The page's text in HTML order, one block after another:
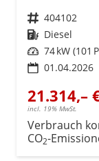
Fahrzeugnr. 404102
Kraftstoff Diesel
Leistung 74 kW (101
01.04.2026
21.314,–
incl. 19% MwSt.
Verbrauch
CO2-